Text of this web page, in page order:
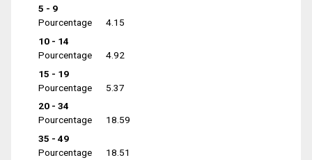
5 - 9
Pourcentage
4.15
10 - 14
Pourcentage
4.92
15 - 19
Pourcentage
5.37
20 - 34
Pourcentage
18.59
35 - 49
Pourcentage
18.51